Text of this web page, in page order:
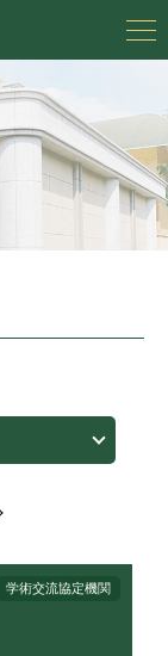
学術交流協定機関